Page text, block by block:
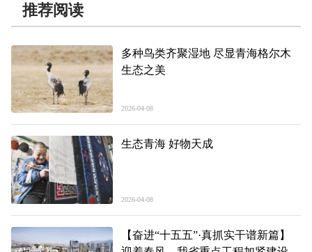
推荐阅读
多种鸟类齐聚湿地 尽显青海格尔木
生态之美
2026-04-08
生态青海 好物天成
2026-04-08
【奋进“十五五”·真抓实干谱新篇】